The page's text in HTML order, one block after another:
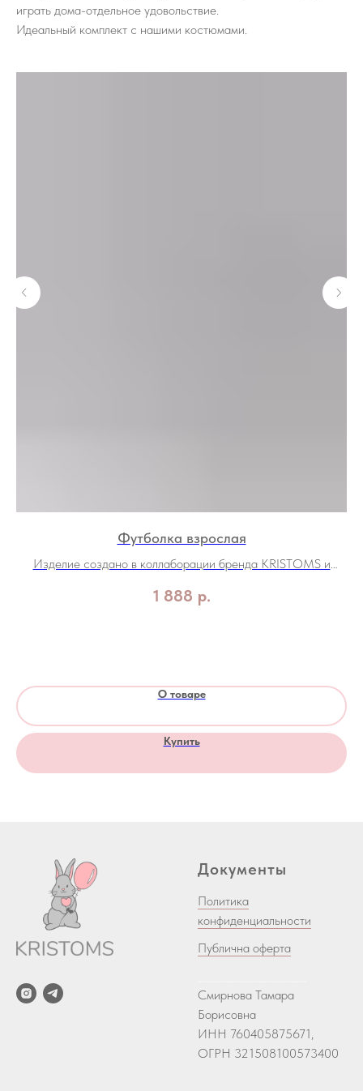
играть дома-отдельное удовольствие.
Идеальный комплект с нашими костюмами.
Футболка взрослая
Изделие создано в коллаборации бренда KRISTOMS и
1 888 р.
О товаре
Купить
Документы
Политика
конфиденциальности
Публична оферта
Смирнова Тамара
Борисовна
ИНН 760405875671,
ОГРН 321508100573400